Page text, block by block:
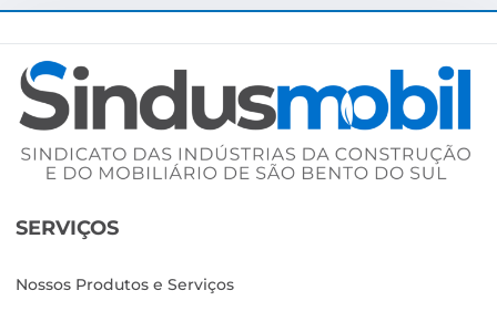
SERVIÇOS
Nossos Produtos e Serviços